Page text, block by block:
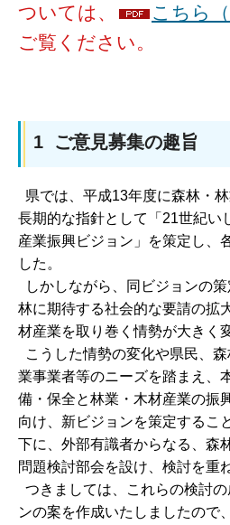
ついては、
こちら
ご覧ください。
1 ご意見募集の趣旨
県では、平成13年度に森林・
長期的な指針として「21世紀い
産業振興ビジョン」を策定し、
した。
しかしながら、同ビジョンの
林に期待する社会的な要請の拡
材産業を取り巻く情勢が大きく
こうした情勢の変化や県民、
業事業者等のニーズを踏まえ、
備・保全と林業・木材産業の振
向け、新ビジョンを策定するこ
下に、外部有識者からなる、森
問題検討部会を設け、検討を重
つきましては、これらの検討
ンの案を作成いたしましたので